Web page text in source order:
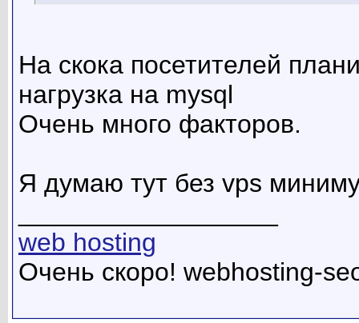
На скока посетителей
нагрузка на mysql
Очень много факторов.
Я думаю тут без vps
web hosting
Очень скоро! webhosting-